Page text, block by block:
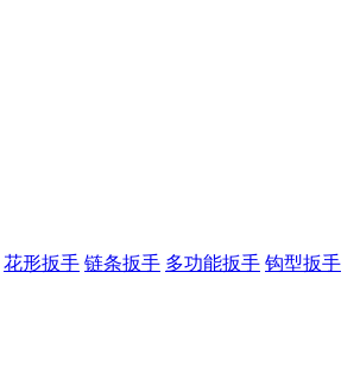
花形扳手 链条扳手 多功能扳手 钩型扳手